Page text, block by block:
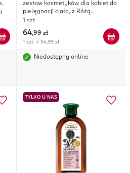
zestaw kosmetyków dla kobiet do
pielęgnacji ciała, z Różą
Damasceńską i Masłem Shea
1 szt.
64,99 zł
1 szt. = 64,99 zł
Niedostępny online
TYLKO U NAS